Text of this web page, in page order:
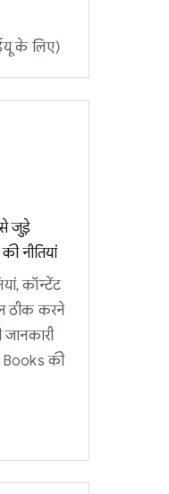
के लिए)
जुड़े
नीतियां
कॉन्टेंट
ठीक करने
की